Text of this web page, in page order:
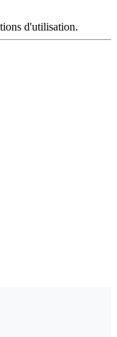
d'utilisation.